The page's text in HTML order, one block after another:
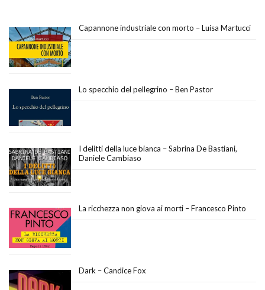
Capannone industriale con morto – Luisa Martucci
Lo specchio del pellegrino – Ben Pastor
I delitti della luce bianca – Sabrina De Bastiani,
Daniele Cambiaso
La ricchezza non giova ai morti – Francesco Pinto
Dark – Candice Fox